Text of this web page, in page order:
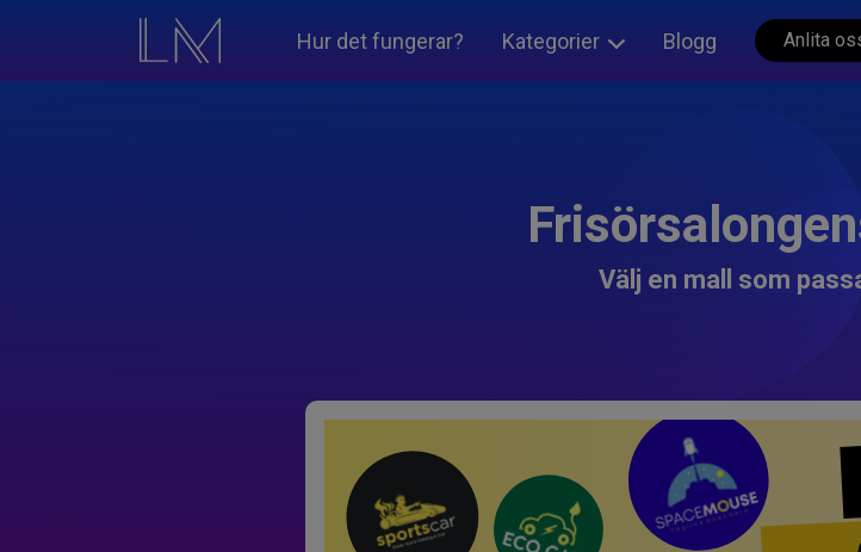
Hur det fungerar? Kategorier Blogg Anlita
Välj en mall som